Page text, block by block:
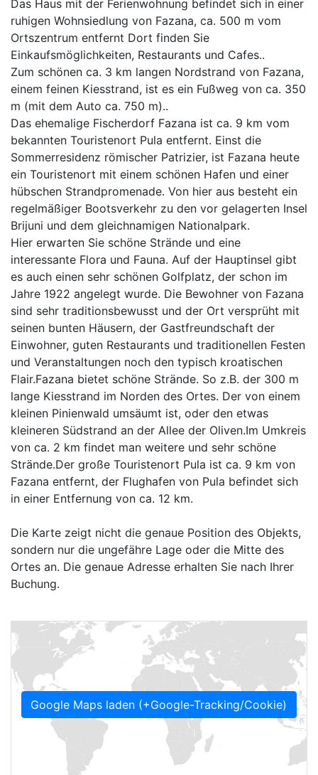
Das Haus mit der Ferienwohnung befindet sich in einer
ruhigen Wohnsiedlung von Fazana, ca. 500 m vom
Ortszentrum entfernt Dort finden Sie
Einkaufsmöglichkeiten, Restaurants und Cafes..
Zum schönen ca. 3 km langen Nordstrand von Fazana,
einem feinen Kiesstrand, ist es ein Fußweg von ca. 350
m (mit dem Auto ca. 750 m)..
Das ehemalige Fischerdorf Fazana ist ca. 9 km vom
bekannten Touristenort Pula entfernt. Einst die
Sommerresidenz römischer Patrizier, ist Fazana heute
ein Touristenort mit einem schönen Hafen und einer
hübschen Strandpromenade. Von hier aus besteht ein
regelmäßiger Bootsverkehr zu den vor gelagerten Insel
Brijuni und dem gleichnamigen Nationalpark.
Hier erwarten Sie schöne Strände und eine
interessante Flora und Fauna. Auf der Hauptinsel gibt
es auch einen sehr schönen Golfplatz, der schon im
Jahre 1922 angelegt wurde. Die Bewohner von Fazana
sind sehr traditionsbewusst und der Ort versprüht mit
seinen bunten Häusern, der Gastfreundschaft der
Einwohner, guten Restaurants und traditionellen Festen
und Veranstaltungen noch den typisch kroatischen
Flair.Fazana bietet schöne Strände. So z.B. der 300 m
lange Kiesstrand im Norden des Ortes. Der von einem
kleinen Pinienwald umsäumt ist, oder den etwas
kleineren Südstrand an der Allee der Oliven.Im Umkreis
von ca. 2 km findet man weitere und sehr schöne
Strände.Der große Touristenort Pula ist ca. 9 km von
Fazana entfernt, der Flughafen von Pula befindet sich
in einer Entfernung von ca. 12 km.
Die Karte zeigt nicht die genaue Position des Objekts,
sondern nur die ungefähre Lage oder die Mitte des
Ortes an. Die genaue Adresse erhalten Sie nach Ihrer
Buchung.
Google Maps laden (+Google-Tracking/Cookie)